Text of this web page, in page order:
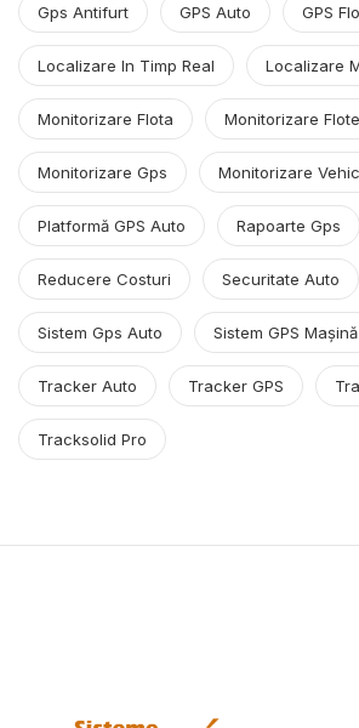
Gps Antifurt GPS Auto GPS
Localizare In Timp Real Localizare
Monitorizare Flota Monitorizare Flote
Monitorizare Gps Monitorizare
Platformă GPS Auto Rapoarte Gps
Reducere Costuri Securitate Auto
Sistem Gps Auto Sistem GPS Mașină
Tracker Auto Tracker GPS
Tracksolid Pro